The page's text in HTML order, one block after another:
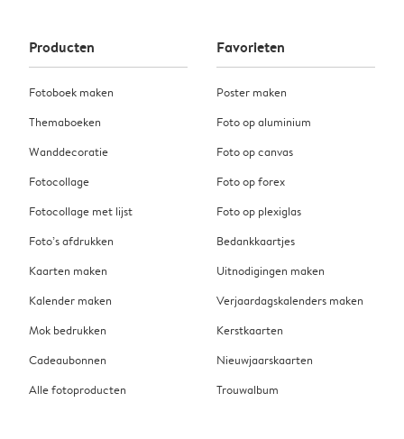
Producten
Fotoboek maken
Themaboeken
Wanddecoratie
Fotocollage
Fotocollage met lijst
Foto’s afdrukken
Kaarten maken
Kalender maken
Mok bedrukken
Cadeaubonnen
Alle fotoproducten
Favorieten
Poster maken
Foto op aluminium
Foto op canvas
Foto op forex
Foto op plexiglas
Bedankkaartjes
Uitnodigingen maken
Verjaardagskalenders maken
Kerstkaarten
Nieuwjaarskaarten
Trouwalbum